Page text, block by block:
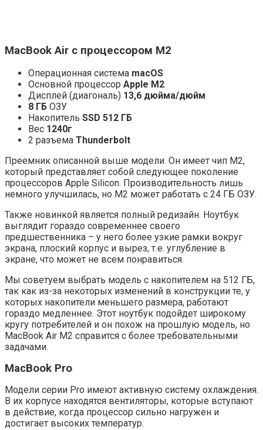
MacBook Air с процессором M2
Операционная система macOS
Основной процессор Apple M2
Дисплей (диагональ) 13,6 дюйма/дюйм
8 ГБ ОЗУ
Накопитель SSD 512 ГБ
Вес 1240г
2 разъема Thunderbolt
Преемник описанной выше модели. Он имеет чип M2,
который представляет собой следующее поколение
процессоров Apple Silicon. Производительность лишь
немного улучшилась, но M2 может работать с 24 ГБ ОЗУ.
Также новинкой является полный редизайн. Ноутбук
выглядит гораздо современнее своего
предшественника – у него более узкие рамки вокруг
экрана, плоский корпус и вырез, т.е. углубление в
экране, что может не всем понравиться.
Мы советуем выбрать модель с накопителем на 512 ГБ,
так как из-за некоторых изменений в конструкции те, у
которых накопители меньшего размера, работают
гораздо медленнее. Этот ноутбук подойдет широкому
кругу потребителей и он похож на прошлую модель, но
MacBook Air M2 справится с более требовательными
задачами.
MacBook Pro
Модели серии Pro имеют активную систему охлаждения.
В их корпусе находятся вентиляторы, которые вступают
в действие, когда процессор сильно нагружен и
достигает высоких температур.